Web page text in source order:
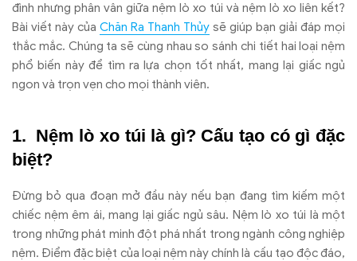
đình nhưng phân vân giữa nệm l ò xo túi và nệm l ò xo liên kết?
Bài viết này của Chăn Ra Thanh Thủy sẽ giúp bạn giải đáp mọi
thắc mắc. Chúng ta sẽ cùng nhau so sánh chi tiết hai loại nệm
phổ biến nàyđể tìm ra lựa chọn tốt nhất, mang lại giấc ngủ
ngon và trọn vẹn cho mọi thành viên.
Nệm lò xo túi là gì? Cấu tạo có gì đặc
biệt?
Đừng bỏ qua đoạn mở đầu này nếu bạn đang tìm kiếm một
chiếc nệm êm ái, mang lại giấc ngủ sâu. Nệm lò xo túi là một
trong những phát minh đột phá nhất trong ngành công nghiệp
nệm. Điểmđặc biệt của loại nệm này chính là cấu tạo độcđáo,